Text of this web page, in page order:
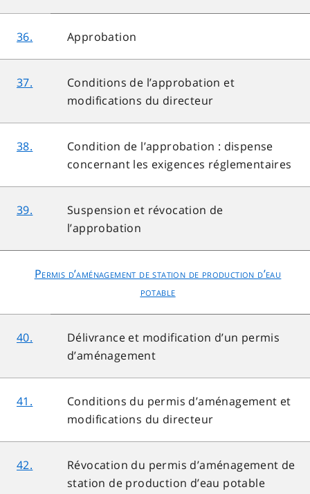
36. Approbation
37.
Conditions de l’approbation et
modifications du directeur
38.
Condition de l’approbation : dispense
concernant les exigences réglementaires
39.
Suspension et révocation de
l’approbation
Permis d’aménagement de station de production d’eau
potable
40.
Délivrance et modification d’un permis
d’aménagement
41.
Conditions du permis d’aménagement et
modifications du directeur
42.
Révocation du permis d’aménagement de
station de production d’eau potable